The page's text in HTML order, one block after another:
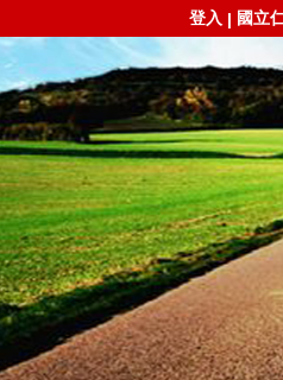
登入 | 國立